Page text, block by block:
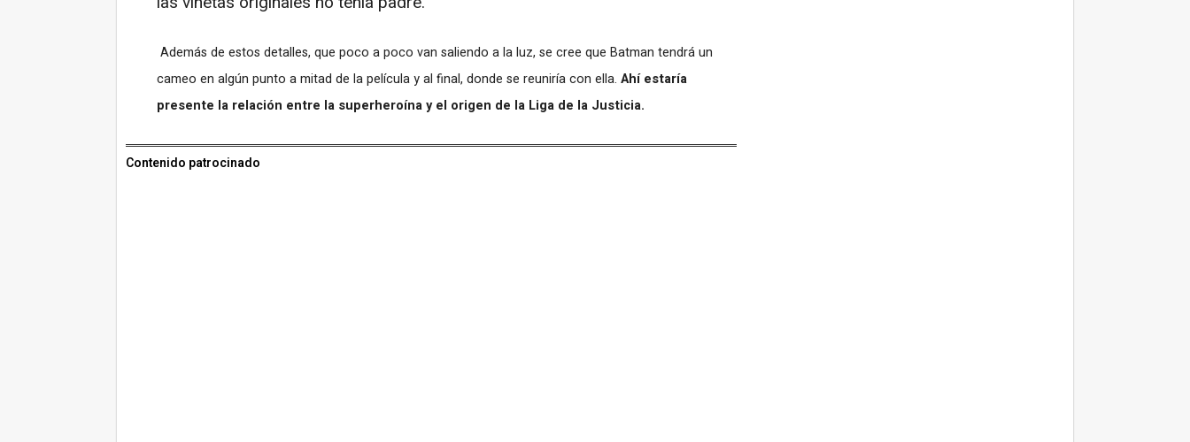
Además de estos detalles, que poco a poco van saliendo a la luz, se cree que Batman tendrá un
cameo en algún punto a mitad de la película y al final, donde se reuniría con ella. Ahí estaría
presente la relación entre la superheroína y el origen de la Liga de la Justicia.
Contenido patrocinado